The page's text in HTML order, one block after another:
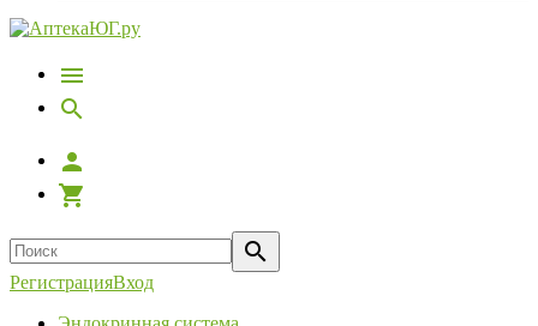
РегистрацияВход